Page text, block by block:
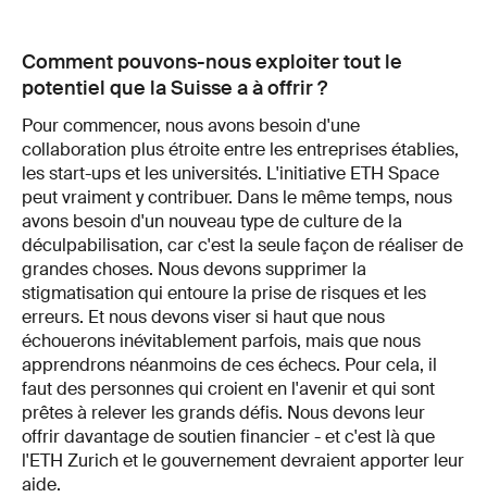
Comment pouvons-nous exploiter tout le
potentiel que la Suisse a à offrir ?
Pour commencer, nous avons besoin d'une
collaboration plus étroite entre les entreprises établies,
les start-ups et les universités. L'initiative ETH Space
peut vraiment y contribuer. Dans le même temps, nous
avons besoin d'un nouveau type de culture de la
déculpabilisation, car c'est la seule façon de réaliser de
grandes choses. Nous devons supprimer la
stigmatisation qui entoure la prise de risques et les
erreurs. Et nous devons viser si haut que nous
échouerons inévitablement parfois, mais que nous
apprendrons néanmoins de ces échecs. Pour cela, il
faut des personnes qui croient en l'avenir et qui sont
prêtes à relever les grands défis. Nous devons leur
offrir davantage de soutien financier - et c'est là que
l'ETH Zurich et le gouvernement devraient apporter leur
aide.